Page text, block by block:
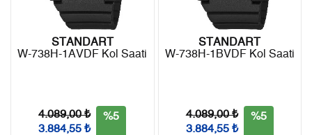
9 0,00 ₺
Tek Çekim 0,00 ₺
STANDART
W-738H-1AVDF Kol Saati
4.089,00 ₺
3.884,55 ₺
%5
STANDART
W-738H-1BVDF Kol Saati
4.089,00 ₺
3.884,55 ₺
%5